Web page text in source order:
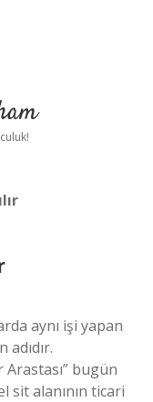
aynı işi yapan
Arastası” bugün
sit alanının ticari